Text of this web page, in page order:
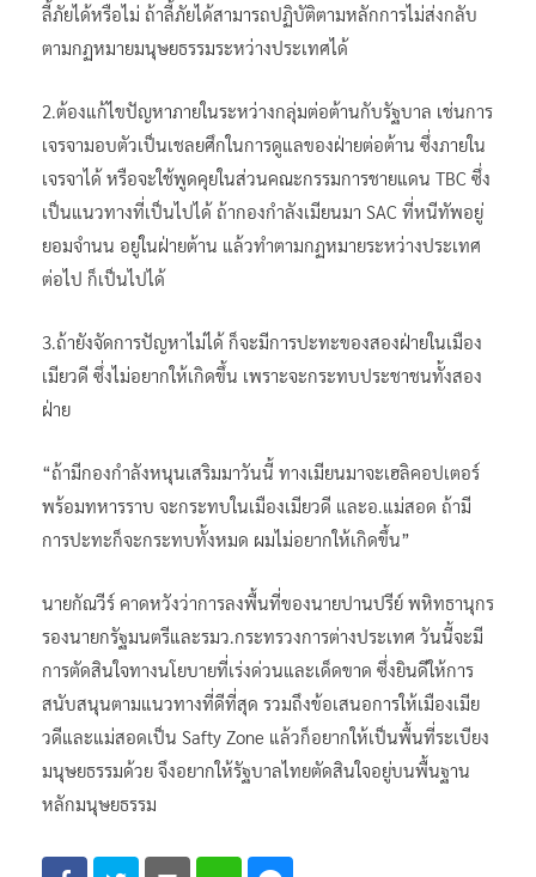
ลี้ภัยได้หรือไม่ ถ้าลี้ภัยได้สามารถปฏิบัติตามหลักการไม่ส่งกลับ
ตามกฏหมายมนุษยธรรมระหว่างประเทศได้
2.ต้องแก้ไขปัญหาภายในระหว่างกลุ่มต่อต้านกับรัฐบาล เช่นการ
เจรจามอบตัวเป็นเชลยศึกในการดูแลของฝ่ายต่อต้าน ซึ่งภายใน
เจรจาได้ หรือจะใช้พูดคุยในส่วนคณะกรรมการชายแดน TBC ซึ่ง
เป็นแนวทางที่เป็นไปได้ ถ้ากองกำลังเมียนมา SAC ที่หนีทัพอยู่
ยอมจำนน อยู่ในฝ่ายต้าน แล้วทำตามกฏหมายระหว่างประเทศ
ต่อไป ก็เป็นไปได้
3.ถ้ายังจัดการปัญหาไม่ได้ ก็จะมีการปะทะของสองฝ่ายในเมือง
เมียวดี ซึ่งไม่อยากให้เกิดขึ้น เพราะจะกระทบประชาชนทั้งสอง
ฝ่าย
“ถ้ามีกองกำลังหนุนเสริมมาวันนี้ ทางเมียนมาจะเฮลิคอปเตอร์
พร้อมทหารราบ จะกระทบในเมืองเมียวดี และอ.แม่สอด ถ้ามี
การปะทะก็จะกระทบทั้งหมด ผมไม่อยากให้เกิดขึ้น”
นายกัณวีร์ คาดหวังว่าการลงพื้นที่ของนายปานปรีย์ พหิทธานุกร
รองนายกรัฐมนตรีและรมว.กระทรวงการต่างประเทศ วันนี้จะมี
การตัดสินใจทางนโยบายที่เร่งด่วนและเด็ดขาด ซึ่งยินดีให้การ
สนับสนุนตามแนวทางที่ดีที่สุด รวมถึงข้อเสนอการให้เมืองเมีย
วดีและแม่สอดเป็น Safty Zone แล้วก็อยากให้เป็นพื้นที่ระเบียง
มนุษยธรรมด้วย จึงอยากให้รัฐบาลไทยตัดสินใจอยู่บนพื้นฐาน
หลักมนุษยธรรม